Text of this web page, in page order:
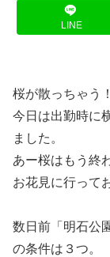
LINE
桜が散っちゃう！
今日は出勤時に
ました。
あー桜はもう終
お花見に行って
数日前「明石公
の条件は３つ。